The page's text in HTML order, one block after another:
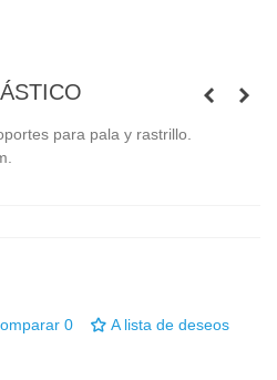
para pala y rastrillo.
0 A lista de deseos